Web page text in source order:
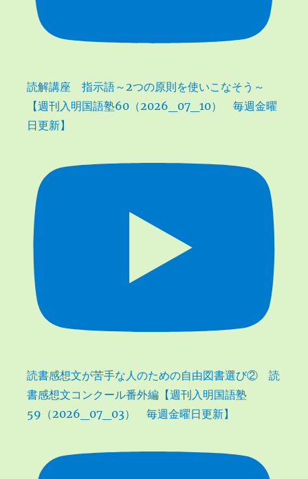
読解講座 指示語～2つの原則を使いこなそう～
【週刊入明国語塾60（2026_07_10） 毎週金曜
日更新】
読書感想文が苦手な人のための自由図書選び② 読
書感想文コンクール番外編【週刊入明国語塾
59（2026_07_03） 毎週金曜日更新】